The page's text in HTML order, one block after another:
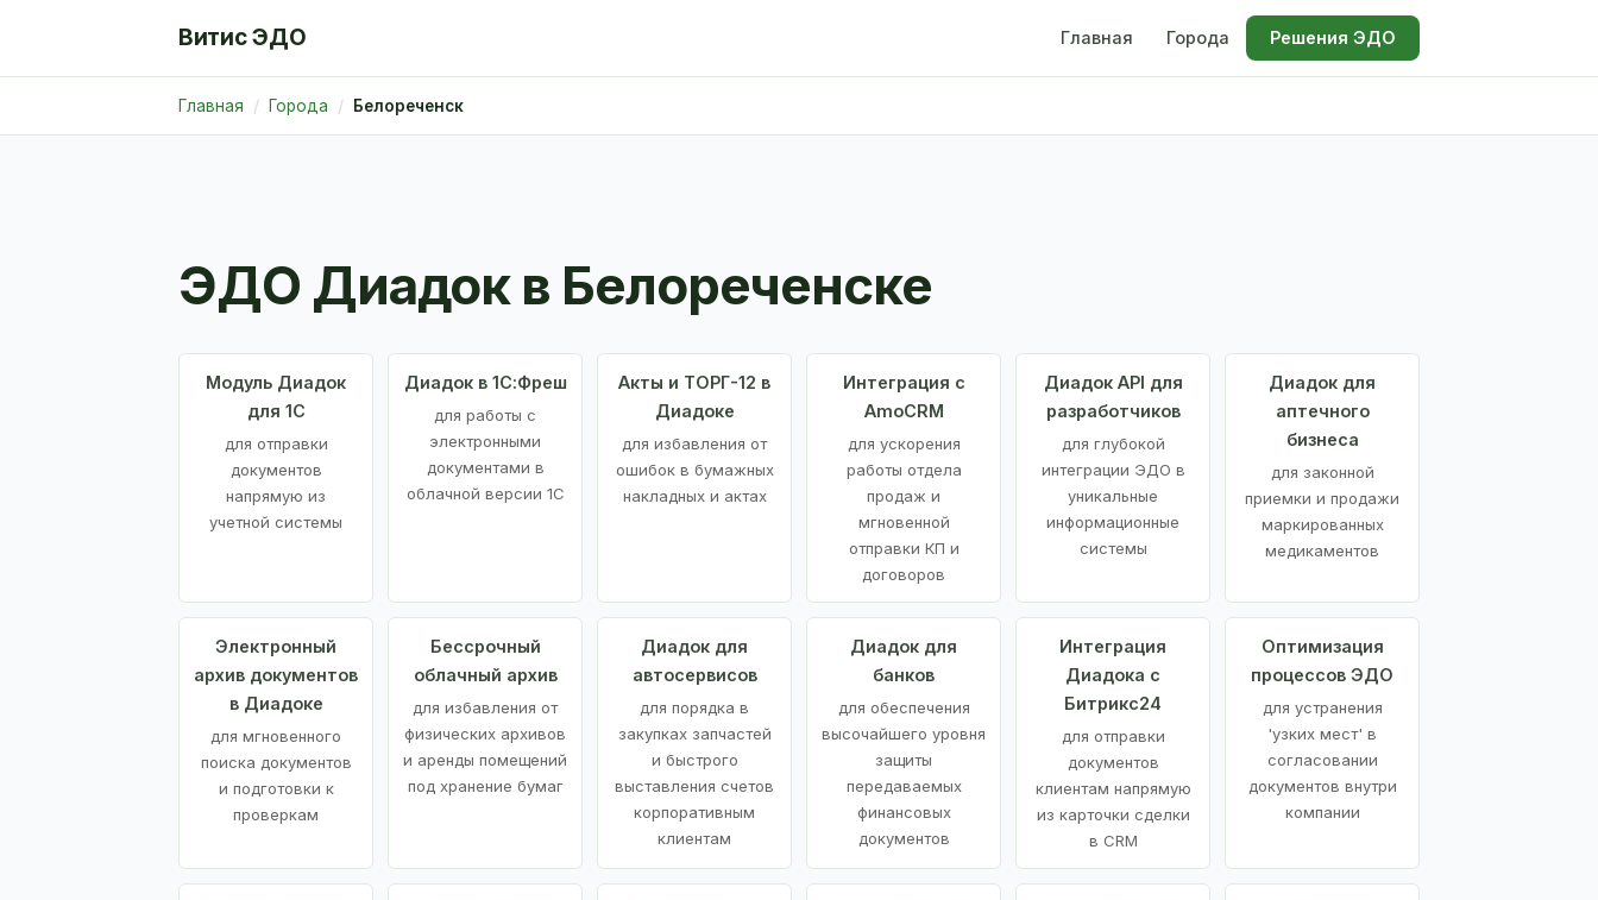
Витис ЭДО Главная Города Решения ЭДО
Главная Города Белореченск
ЭДО Диадок в Белореченске
Модуль Диадок
для 1С
для отправки
документов
напрямую из
учетной системы
Диадок в 1С:Фреш
для работы с
электронными
документами в
облачной версии 1С
Акты и ТОРГ-12 в
Диадоке
для избавления от
ошибок в бумажных
накладных и актах
Интеграция с
AmoCRM
для ускорения
работы отдела
продаж и
мгновенной
отправки КП и
договоров
Диадок API для
разработчиков
для глубокой
интеграции ЭДО в
уникальные
информационные
системы
Диадок для
аптечного
бизнеса
для законной
приемки и продажи
маркированных
медикаментов
Электронный
архив документов
в Диадоке
для мгновенного
поиска документов
и подготовки к
проверкам
Бессрочный
облачный архив
для избавления от
физических архивов
и аренды помещений
под хранение бумаг
Диадок для
автосервисов
для порядка в
закупках запчастей
и быстрого
выставления счетов
корпоративным
клиентам
Диадок для
банков
для обеспечения
высочайшего уровня
защиты
передаваемых
финансовых
документов
Интеграция
Диадока с
Битрикс24
для отправки
документов
клиентам напрямую
из карточки сделки
в CRM
Оптимизация
процессов ЭДО
для устранения
'узких мест' в
согласовании
документов внутри
компании